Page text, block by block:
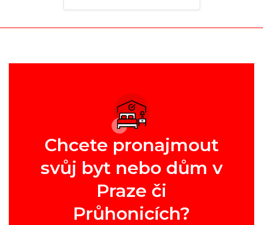
Chcete pronajmout
svůj byt nebo dům v
Praze či
Průhonicích?